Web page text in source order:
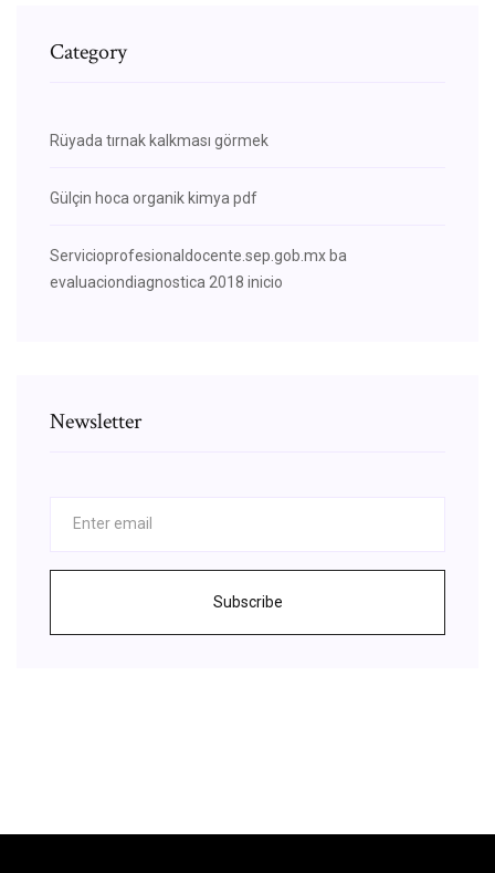
Category
Rüyada tırnak kalkması görmek
Gülçin hoca organik kimya pdf
Servicioprofesionaldocente.sep.gob.mx ba
evaluaciondiagnostica 2018 inicio
Newsletter
Subscribe